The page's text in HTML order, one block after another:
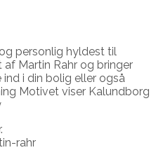
personlig hyldest til
Martin Rahr og bringer
i din bolig eller også
Motivet viser Kalundborg
rahr